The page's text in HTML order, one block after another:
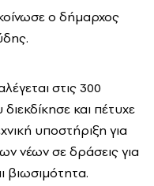
ο δήμαρχος
στις 300
και πέτυχε
υποστήριξη για
νέων σε δράσεις για
βιωσιμότητα.